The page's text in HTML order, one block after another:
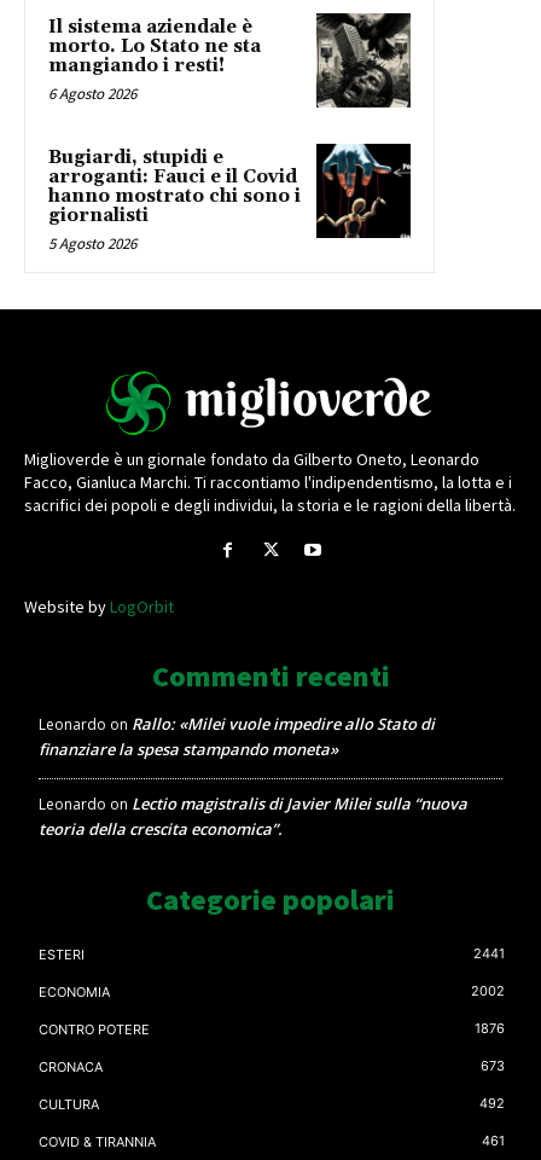
Il sistema aziendale è
morto. Lo Stato ne sta
mangiando i resti!
6 Agosto 2026
Bugiardi, stupidi e
arroganti: Fauci e il Covid
hanno mostrato chi sono i
giornalisti
5 Agosto 2026
Miglioverde è un giornale fondato da Gilberto Oneto, Leonardo
Facco, Gianluca Marchi. Ti raccontiamo l'indipendentismo, la lotta e i
sacrifici dei popoli e degli individui, la storia e le ragioni della libertà.
Website byLogOrbit
Commenti recenti
Leonardo on Rallo: «Milei vuole impedire allo Stato di
finanziare la spesa stampando moneta»
Leonardo on Lectio magistralis di Javier Milei sulla “nuova
teoria della crescita economica”.
Categorie popolari
ESTERI 2441
ECONOMIA 2002
CONTRO POTERE 1876
CRONACA 673
CULTURA 492
COVID & TIRANNIA 461